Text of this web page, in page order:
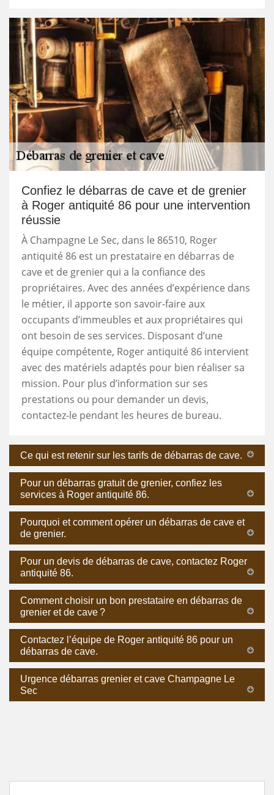
Confiez le débarras de cave et de grenier
à Roger antiquité 86 pour une intervention
réussie
À Champagne Le Sec, dans le 86510, Roger
antiquité 86 est un prestataire en débarras de
cave et de grenier qui a la confiance des
propriétaires. Avec des années d’expérience dans
le métier, il apporte son savoir-faire aux
occupants d’immeubles et aux propriétaires qui
ont besoin de ses services. Disposant d’une
équipe compétente, Roger antiquité 86 intervient
avec des matériels adaptés pour bien réaliser sa
mission. Pour plus d’information sur ses
prestations ou pour demander un devis,
contactez-le pendant les heures de bureau.
Ce qui est retenir sur les tarifs de débarras de cave.
Pour un débarras gratuit de grenier, confiez les
services à Roger antiquité 86.
Pourquoi et comment opérer un débarras de cave et
de grenier.
Pour un devis de débarras de cave, contactez Roger
antiquité 86.
Comment choisir un bon prestataire en débarras de
grenier et de cave ?
Contactez l’équipe de Roger antiquité 86 pour un
débarras de cave.
Urgence débarras grenier et cave Champagne Le
Sec